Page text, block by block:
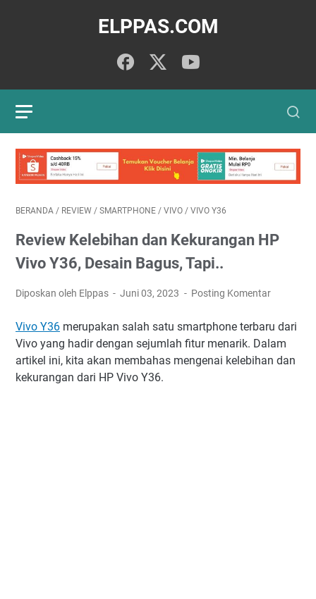
ELPPAS.COM
BERANDA / REVIEW / SMARTPHONE / VIVO / VIVO Y36
Review Kelebihan dan Kekurangan HP
Vivo Y36, Desain Bagus, Tapi..
Diposkan oleh Elppas Juni 03, 2023 Posting Komentar
Vivo Y36 merupakan salah satu smartphone terbaru dari
Vivo yang hadir dengan sejumlah fitur menarik. Dalam
artikel ini, kita akan membahas mengenai kelebihan dan
kekurangan dari HP Vivo Y36.